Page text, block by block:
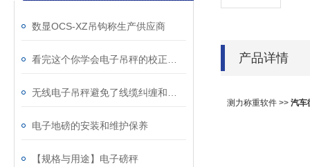
数显OCS-XZ吊钩称生产供应商
电子地磅的安装和维护保养
【规格与用途】电子磅秤
产品详情
测力称重软件 >> 汽车